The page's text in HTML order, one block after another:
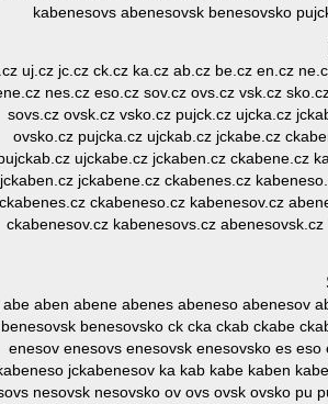
kabenesovs abenesovsk benesovsko
uj.cz jc.cz ck.cz ka.cz ab.cz be.cz en.cz
nes.cz eso.cz sov.cz ovs.cz vsk.cz
sovs.cz ovsk.cz vsko.cz pujck.cz ujcka.cz
ovsko.cz pujcka.cz ujckab.cz jckabe.cz
ujckabe.cz jckaben.cz ckabene.cz
jckabene.cz ckabenes.cz
ckabeneso.cz kabenesov.cz
ckabenesov.cz kabenesovs.cz
abe aben abene abenes abeneso abenesov
benesovsk benesovsko ck cka ckab ckabe
enesov enesovs enesovsk enesovsko es
jckabenesov ka kab kabe kaben
nesovsk nesovsko ov ovs ovsk ovsko pu